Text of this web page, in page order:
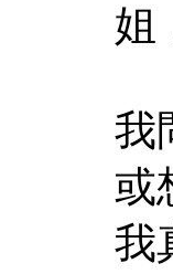
姐
我
或
我